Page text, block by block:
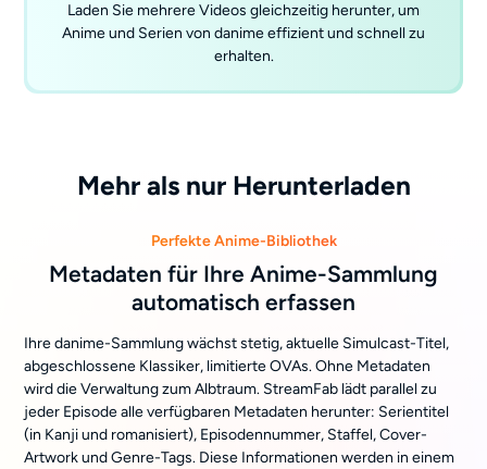
Laden Sie mehrere Videos gleichzeitig herunter, um
Anime und Serien von danime effizient und schnell zu
erhalten.
Mehr als nur Herunterladen
Perfekte Anime-Bibliothek
Metadaten für Ihre Anime-Sammlung
automatisch erfassen
Ihre danime-Sammlung wächst stetig, aktuelle Simulcast-Titel,
abgeschlossene Klassiker, limitierte OVAs. Ohne Metadaten
wird die Verwaltung zum Albtraum. StreamFab lädt parallel zu
jeder Episode alle verfügbaren Metadaten herunter: Serientitel
(in Kanji und romanisiert), Episodennummer, Staffel, Cover-
Artwork und Genre-Tags. Diese Informationen werden in einem